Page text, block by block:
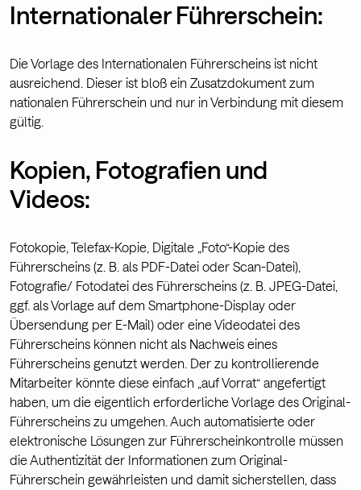
Internationaler Führerschein:
Die Vorlage des Internationalen Führerscheins ist nicht
ausreichend. Dieser ist bloß ein Zusatzdokument zum
nationalen Führerschein und nur in Verbindung mit diesem
gültig.
Kopien, Fotografien und
Videos:
Fotokopie, Telefax-Kopie, Digitale „Foto“-Kopie des
Führerscheins (z. B. als PDF-Datei oder Scan-Datei),
Fotografie/ Fotodatei des Führerscheins (z. B. JPEG-Datei,
ggf. als Vorlage auf dem Smartphone-Display oder
Übersendung per E-Mail) oder eine Videodatei des
Führerscheins können nicht als Nachweis eines
Führerscheins genutzt werden. Der zu kontrollierende
Mitarbeiter könnte diese einfach „auf Vorrat“ angefertigt
haben, um die eigentlich erforderliche Vorlage des Original-
Führerscheins zu umgehen. Auch automatisierte oder
elektronische Lösungen zur Führerscheinkontrolle müssen
die Authentizität der Informationen zum Original-
Führerschein gewährleisten und damit sicherstellen, dass